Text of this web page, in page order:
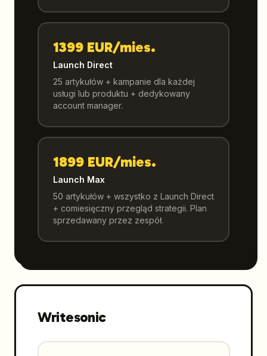
1399 EUR/mies.
Launch Direct
25 artykułów + kampanie dla każdej
usługi lub produktu + dedykowany
account manager.
1899 EUR/mies.
Launch Max
50 artykułów + wszystko z Launch Direct
+ comiesięczny przegląd strategii. Plan
sprzedawany przez zespół.
Writesonic